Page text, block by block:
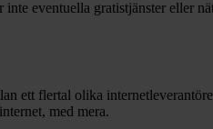
eventuella gratistjänster eller
ett flertal olika
med mera.